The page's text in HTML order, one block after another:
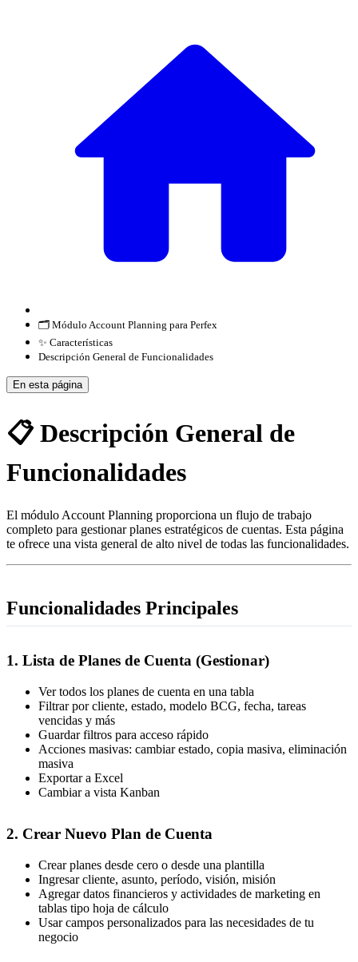
🗂️ Módulo Account Planning para Perfex
✨ Características
Descripción General de Funcionalidades
En esta página
📋 Descripción General de
Funcionalidades
El módulo Account Planning proporciona un flujo de trabajo
completo para gestionar planes estratégicos de cuentas. Esta página
te ofrece una vista general de alto nivel de todas las funcionalidades.
Funcionalidades Principales
1. Lista de Planes de Cuenta (Gestionar)
Ver todos los planes de cuenta en una tabla
Filtrar por cliente, estado, modelo BCG, fecha, tareas
vencidas y más
Guardar filtros para acceso rápido
Acciones masivas: cambiar estado, copia masiva, eliminación
masiva
Exportar a Excel
Cambiar a vista Kanban
2. Crear Nuevo Plan de Cuenta
Crear planes desde cero o desde una plantilla
Ingresar cliente, asunto, período, visión, misión
Agregar datos financieros y actividades de marketing en
tablas tipo hoja de cálculo
Usar campos personalizados para las necesidades de tu
negocio